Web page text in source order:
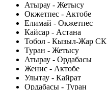
Атырау - Жетысу
Окжетпес - Актобе
Елимай - Окжетпес
Кайсар - Астана
Тобол - Кызыл-Жар СК
Туран - Жетысу
Атырау - Ордабасы
Женис - Актобе
Улытау - Кайрат
Ордабасы - Туран